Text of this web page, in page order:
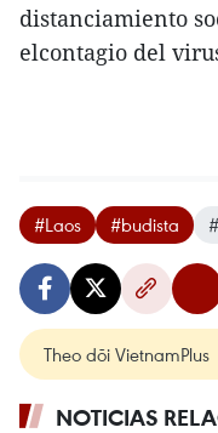
distanciamiento
elcontagio del
#Laos #budista
Theo dõi VietnamPlus
NOTICIAS